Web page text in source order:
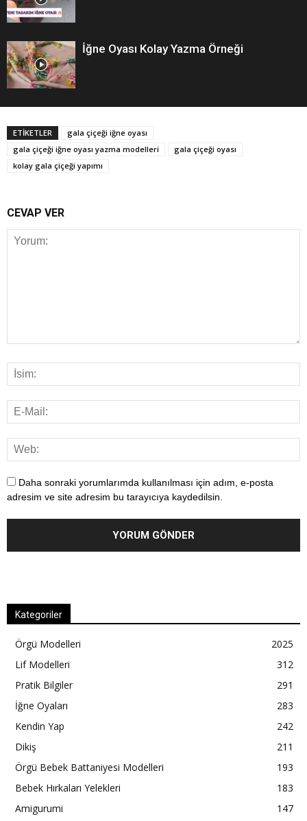
İğne Oyası Kolay Yazma Örneği
ETİKETLER
gala çiçeği iğne oyası
gala çiçeği iğne oyası yazma modelleri
gala çiçeği oyası
kolay gala çiçeği yapımı
CEVAP VER
Daha sonraki yorumlarımda kullanılması için adım, e-posta
adresim ve site adresim bu tarayıcıya kaydedilsin.
Kategoriler
Örgü Modelleri
2025
Lif Modelleri
312
Pratik Bilgiler
291
İğne Oyaları
283
Kendin Yap
242
Dikiş
211
Örgü Bebek Battaniyesi Modelleri
193
Bebek Hırkaları Yelekleri
183
Amigurumi
147